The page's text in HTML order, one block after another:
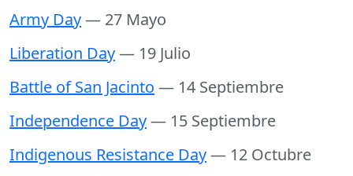
Army Day— 27 Mayo
Liberation Day— 19 Julio
Battle of San Jacinto — 14 Septiembre
Independence Day— 15 Septiembre
Indigenous Resistance Day— 12 Octubre